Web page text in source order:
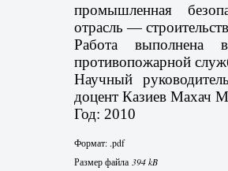
промышленная
отрасль —
Работа выполнена
противопожарной
Научный
доцент Казиев Махач
Год: 2010
Формат: .pdf
Размер файла 394 kB